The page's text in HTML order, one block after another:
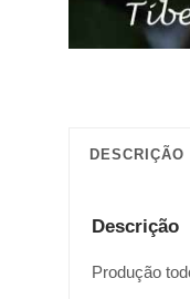
DESCRIÇÃO
Descrição
Produção